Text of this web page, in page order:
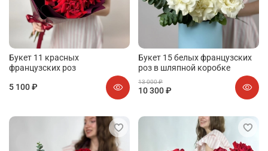
Букет 11 красных
французских роз
5 100 ₽
Букет 15 белых французских
роз в шляпной коробке
13 000 ₽
10 300 ₽